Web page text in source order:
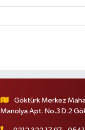
Göktürk Merkez
Manolya Apt. No.3 D.2